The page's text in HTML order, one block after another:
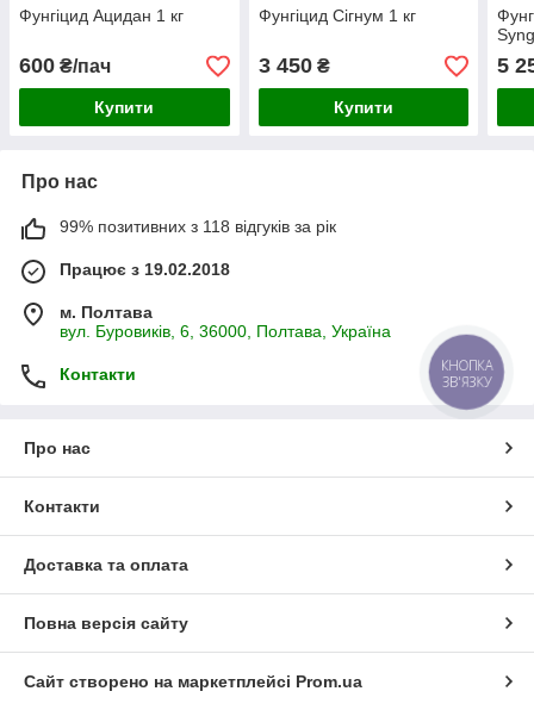
Фунгіцид Ацидан 1 кг
600 ₴/пач
Купити
Фунгіцид Сігнум 1 кг
3 450₴
Купити
5
Про нас
99% позитивних з 118 відгуків за рік
Працює з 19.02.2018
м. Полтава
вул. Буровиків, 6, 36000, Полтава, Україна
Контакти
Про нас
Контакти
Доставка та оплата
Повна версія сайту
Сайт створено на маркетплейсі Prom.ua
КНОПКА
ЗВ'ЯЗКУ